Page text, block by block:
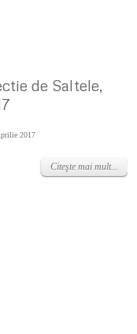
de Saltele,
2017
Citeşte mai mult...